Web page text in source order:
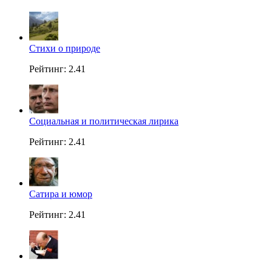
Стихи о природе
Рейтинг: 2.41
Социальная и политическая лирика
Рейтинг: 2.41
Сатира и юмор
Рейтинг: 2.41